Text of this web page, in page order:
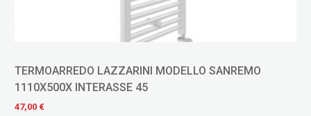
TERMOARREDO LAZZARINI MODELLO SANREMO
1110X500X INTERASSE 45
47,00 €